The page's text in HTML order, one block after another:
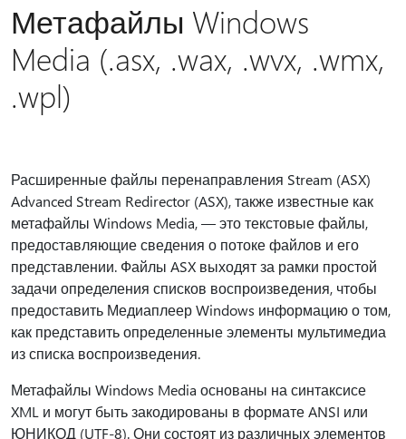
Метафайлы Windows
Media (.asx, .wax, .wvx, .wmx,
.wpl)
Расширенные файлы перенаправления Stream (ASX)
Advanced Stream Redirector (ASX), также известные как
метафайлы Windows Media, — это текстовые файлы,
предоставляющие сведения о потоке файлов и его
представлении. Файлы ASX выходят за рамки простой
задачи определения списков воспроизведения, чтобы
предоставить Медиаплеер Windows информацию о том,
как представить определенные элементы мультимедиа
из списка воспроизведения.
Метафайлы Windows Media основаны на синтаксисе
XML и могут быть закодированы в формате ANSI или
ЮНИКОД (UTF-8). Они состоят из различных элементов